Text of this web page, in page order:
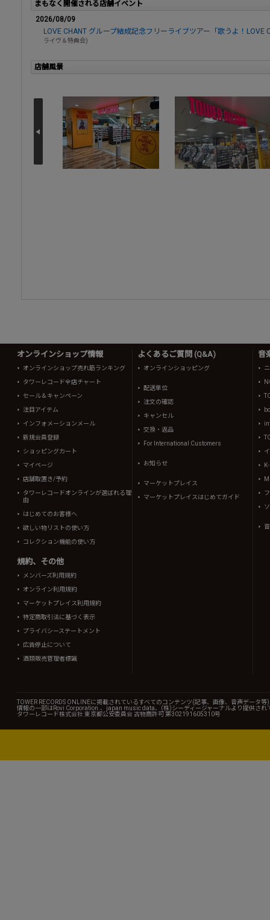
まもなく開催される店舗イベント
2026/08/09
LOVE CHANT グループ結成記念フリーライブツアー「歌うよ！LOVE
ライヴ＆特典会)
店舗風景
オンラインショップ情報
オンラインショップ売れ筋ランキング
タワーレコード全店チャート
セール＆キャンペーン
注目アイテム
インフォメーションメール
新規会員登録
ショッピングカート
マイページ
店舗取置き/予約
タワーレコードオンラインが選ばれる理
由
はじめてのお客様へ
欲しい物リストの使い方
コレクション機能の使い方
規約、その他
メンバーズ利用規約
オンライン利用規約
マーケットプレイス利用規約
特定商取引法に基づく表示
プライバシーステートメント
広告停止について
酒類販売管理者標識
よくあるご質問 (Q&A)
オンラインショッピング
配送単位
注文の確認
キャンセル
交換・返品
For International Customers
お知らせ
マーケットプレイス
マーケットプレイスはじめてガイド
音
TOWER RECORDS ONLINEに掲載されているすべてのコンテンツ(記事、画像、音声データ
情報の一部はRovi Corporation.、japan music data、(株)シーディージャーナルより提供され
タワーレコード株式会社 東京都公安委員会 古物商許可 第302191605310号